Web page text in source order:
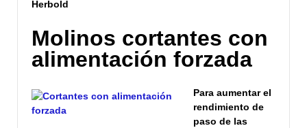
Herbold
Molinos cortantes con
alimentación forzada
Para aumentar el
rendimiento de
paso de las